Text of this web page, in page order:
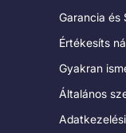
Garancia és
Értékesíts
Gyakran
Általános